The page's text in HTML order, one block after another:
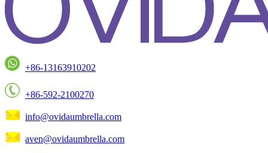
+86-13163910202
+86-592-2100270
info@ovidaumbrella.com
aven@ovidaumbrella.com